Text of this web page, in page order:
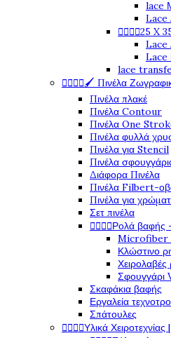
lace
Lace
   25 X
Lace
Lace
lace
   🖌️ Πινέλα
Πινέλα πλακέ
Πινέλα Contour
Πινέλα One
Πινέλα φυλλά
Πινέλα για Stencil
Πινέλα
Διάφορα Πινέλα
Πινέλα Filbert-
Πινέλα για
Σετ πινέλα
   Ρολά βαφής
Microfiber
Κλώστινο
Σφουγγάρι
Σκαφάκια βαφής
Εργαλεία
Σπάτουλες
   Υλικά